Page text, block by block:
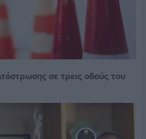
σε τρεις οδούς του